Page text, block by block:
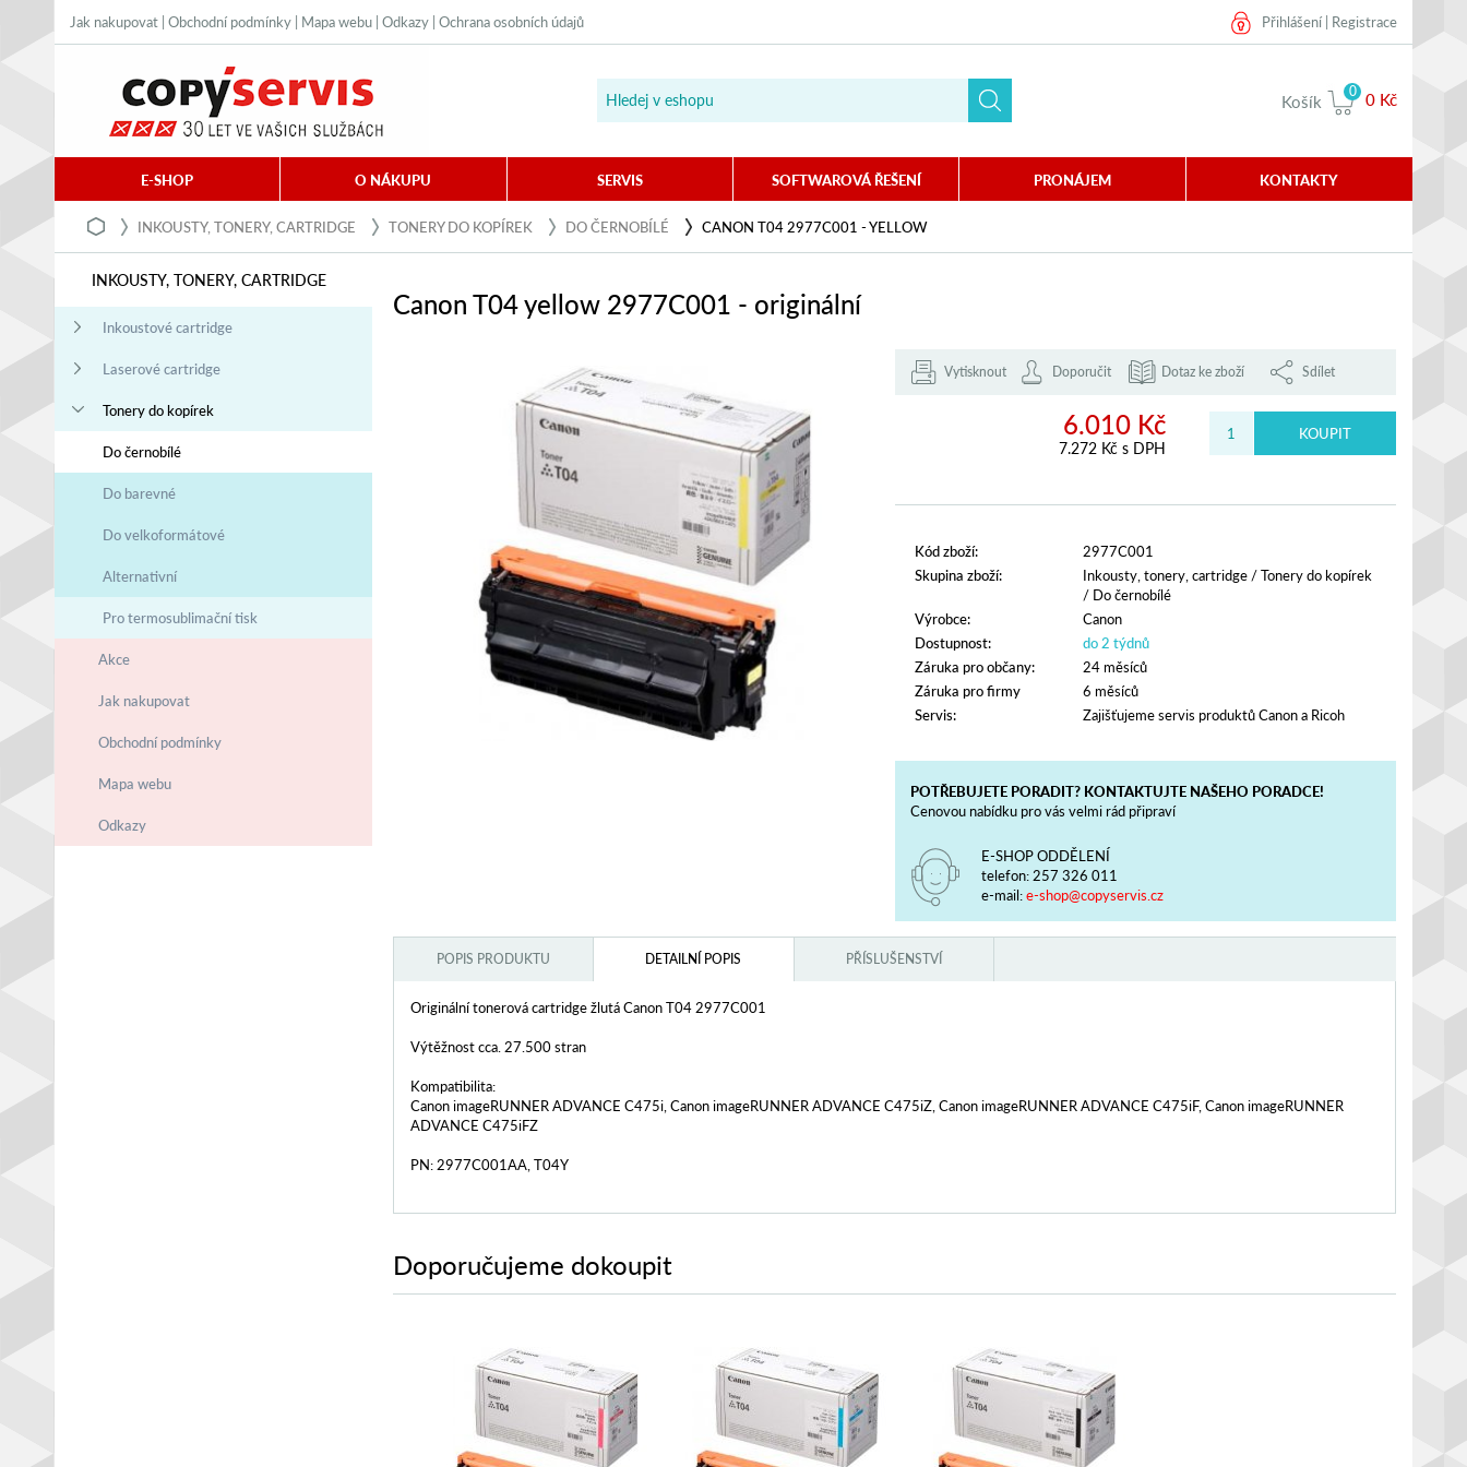
Jak nakupovat Obchodní podmínky Mapa webu Odkazy Ochrana osobních údajů Přihlášení Registrace
Košík
0 0 Kč
E-SHOP O NÁKUPU SERVIS SOFTWAROVÁ ŘEŠENÍ PRONÁJEM KONTAKTY
INKOUSTY, TONERY, CARTRIDGE TONERY DO KOPÍREK DO ČERNOBÍLÉ CANON T04 2977C001 - YELLOW
INKOUSTY, TONERY, CARTRIDGE
Inkoustové cartridge
Laserové cartridge
Tonery do kopírek
Do černobílé
Do barevné
Do velkoformátové
Alternativní
Pro termosublimační tisk
Akce
Jak nakupovat
Obchodní podmínky
Mapa webu
Odkazy
Canon T04 yellow 2977C001 - originální
Vytisknout Doporučit Dotaz ke zboží Sdílet
6.010 Kč
7.272 Kč s DPH
Kód zboží:
2977C001
Skupina zboží:
Inkousty, tonery, cartridge/Tonery do kopírek
/ Do černobílé
Výrobce:
Canon
Dostupnost:
do 2 týdnů
Záruka pro občany:
24 měsíců
Záruka pro firmy
6 měsíců
Servis:
Zajišťujeme servis produktů Canon a Ricoh
POTŘEBUJETE PORADIT? KONTAKTUJTE NAŠEHO PORADCE!
Cenovou nabídku pro vás velmi rád připraví
E-SHOP ODDĚLENÍ
telefon: 257 326 011
e-mail:e-shop@copyservis.cz
POPIS PRODUKTU DETAILNÍ POPIS PŘÍSLUŠENSTVÍ
Originální tonerová cartridge žlutá Canon T04 2977C001
Výtěžnost cca. 27.500 stran
Kompatibilita:
Canon imageRUNNER ADVANCE C475i, Canon imageRUNNER ADVANCE C475iZ, Canon imageRUNNER ADVANCE C475iF, Canon imageRUNNER
ADVANCE C475iFZ
PN: 2977C001AA, T04Y
Doporučujeme dokoupit